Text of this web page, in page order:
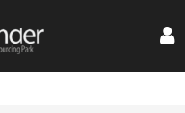
S.A.S.
DIGITAL
S.A.S.